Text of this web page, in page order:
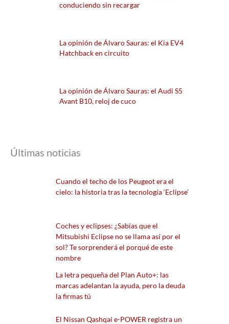
conduciendo sin recargar
La opinión de Álvaro Sauras: el Kia EV4
Hatchback en circuito
La opinión de Álvaro Sauras: el Audi S5
Avant B10, reloj de cuco
Últimas noticias
Cuando el techo de los Peugeot era el
cielo: la historia tras la tecnología ‘Eclipse’
Coches y eclipses: ¿Sabías que el
Mitsubishi Eclipse no se llama así por el
sol? Te sorprenderá el porqué de este
nombre
La letra pequeña del Plan Auto+: las
marcas adelantan la ayuda, pero la deuda
la firmas tú
El Nissan Qashqai e-POWER registra un